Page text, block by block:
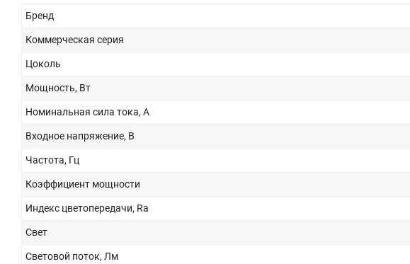
Бренд
Коммерческая серия
Цоколь
Мощность, Вт
Номинальная сила тока, А
Входное напряжение, В
Частота, Гц
Коэффициент мощности
Индекс цветопередачи, Ra
Свет
Световой поток, Лм